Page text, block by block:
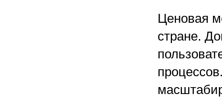
Ценовая
стране.